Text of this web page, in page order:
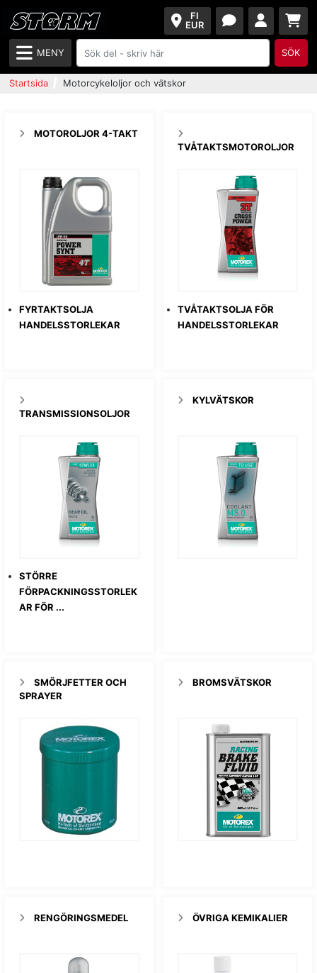
FI
EUR
MENY SÖK
Startsida Motorcykeloljor och vätskor
MOTOROLJOR 4-TAKT
FYRTAKTSOLJA
HANDELSSTORLEKAR
TVÅTAKTSMOTOROLJOR
TVÅTAKTSOLJA FÖR
HANDELSSTORLEKAR
TRANSMISSIONSOLJOR
STÖRRE
FÖRPACKNINGSSTORLEK
AR FÖR ...
KYLVÄTSKOR
SMÖRJFETTER OCH
SPRAYER
BROMSVÄTSKOR
RENGÖRINGSMEDEL ÖVRIGA KEMIKALIER